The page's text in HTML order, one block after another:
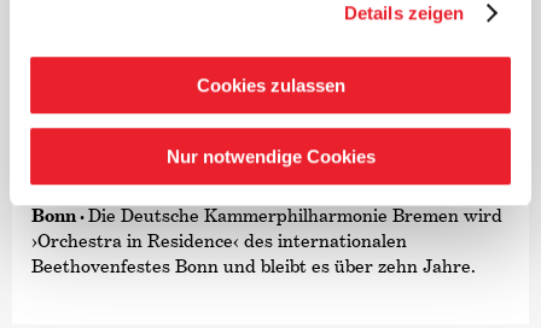
Details zeigen
Cookies zulassen
Nur notwendige Cookies
philharmonie Bremen weltweit auf Festivals und
Bonn ·Die Deutsche Kammer­philharmonie Bremen wird
›Orchestra in Residence‹ des internationalen
Beethovenfestes Bonn und bleibt es über zehn Jahre.